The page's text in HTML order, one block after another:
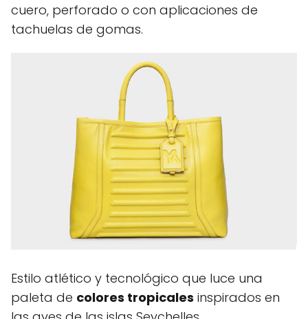
cuero, perforado o con aplicaciones de
tachuelas de gomas.
Estilo atlético y tecnológico que luce una
paleta de colores tropicales inspirados en